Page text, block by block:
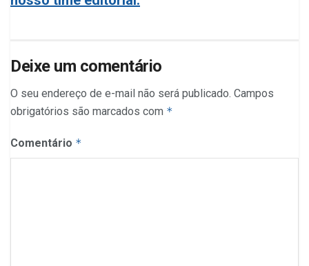
Deixe um comentário
O seu endereço de e-mail não será publicado. Campos
obrigatórios são marcados com *
Comentário *